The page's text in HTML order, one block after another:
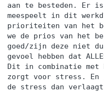
aan te besteden. Er
meespeelt in dit
prioriteiten van het
we de prios van het
goed/zijn deze niet
gevoel hebben dat
Dit in combinatie met
zorgt voor stress. En
de stress dan